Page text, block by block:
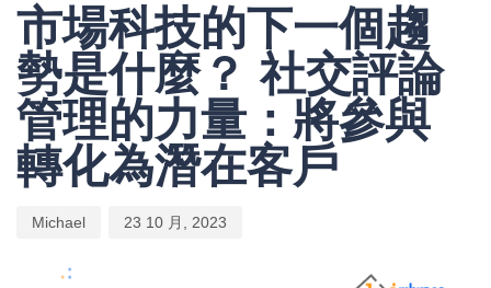
市場科技的下一個趨
勢是什麼？ 社交評論
管理的力量：將參與
轉化為潛在客戶
Michael 23 10 月, 2023